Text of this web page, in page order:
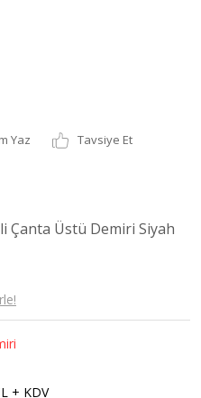
Yaz
Tavsiye Et
Çanta Üstü Demiri Siyah
+ KDV